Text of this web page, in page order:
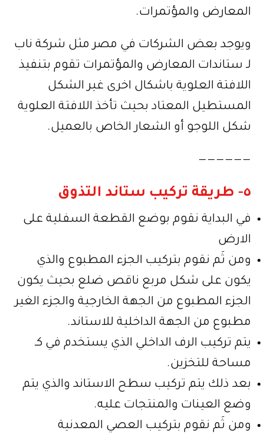
المعارض والمؤتمرات.
ويوجد بعض الشركات في مصر مثل شركة ناب
لـ ستاندات المعارض والمؤتمرات تقوم بتنفيذ
اللافتة العلوية باشكال اخرى غير الشكل
المستطيل المعتاد بحيث تأخذ اللافتة العلوية
شكل اللوجو أو الشعار الخاص بالعميل.
——————
٥- طريقة تركيب ستاند التذوق
في البداية نقوم بوضع القطعة السفلية على
الارض
ومن ثَم نقوم بتركيب الجزء المطبوع والذي
يكون على شكل مربع ناقص ضلع بحيث يكون
الجزء المطبوع من الجهة الخارجية والجزء الغير
مطبوع من الجهة الداخلية للاستاند.
يتم تركيب الرف الداخلي الذي يستخدم في كـ
مساحة للتخزين.
بعد ذلك يتم تركيب سطح الاستاند والذي يتم
وضع العينات والمنتجات عليه.
ومن ثَم نقوم بتركيب العصي المعدنية